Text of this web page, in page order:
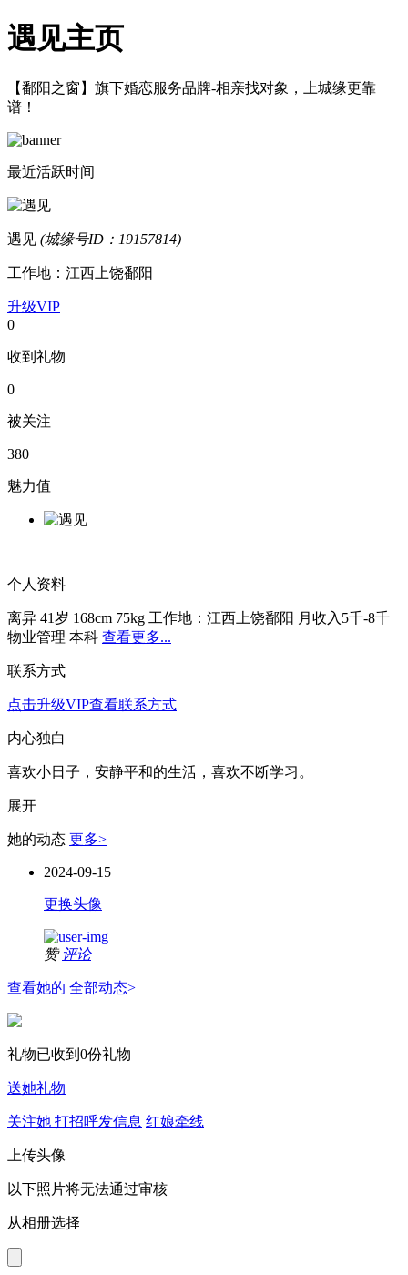
遇见主页
【鄱阳之窗】旗下婚恋服务品牌-相亲找对象，上城缘更靠
谱！
最近活跃时间
遇见 (城缘号ID：19157814)
工作地：江西上饶鄱阳
升级VIP
0
收到礼物
0
被关注
380
魅力值
个人资料
离异 41岁 168cm 75kg 工作地：江西上饶鄱阳 月收入5千-8千
物业管理 本科 查看更多...
联系方式
点击升级VIP查看联系方式
内心独白
喜欢小日子，安静平和的生活，喜欢不断学习。
展开
她的动态 更多>
2024-09-15
更换头像
赞 评论
查看她的 全部动态>
礼物已收到0份礼物
送她礼物
关注她 打招呼发信息 红娘牵线
上传头像
以下照片将无法通过审核
从相册选择